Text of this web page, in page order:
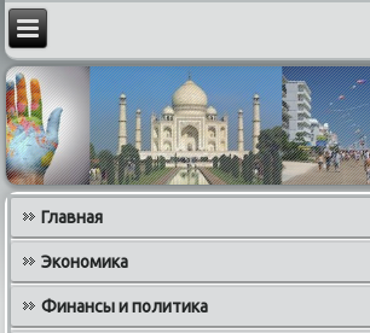
Главная
Экономика
Финансы и политика